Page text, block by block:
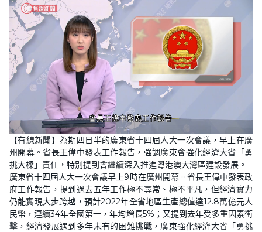
U
n
m
u
t
e
L
o
a
d
e
d
:
3
0
.
9
2
%
【有線新聞】為期四日半的廣東省十四屆人大一次會議，早上在廣
州開幕。省長王偉中發表工作報告，強調廣東會強化經濟大省「勇
挑大樑」責任，特別提到會繼續深入推進粵港澳大灣區建設發展。
廣東省十四屆人大一次會議早上9時在廣州開幕。省長王偉中發表政
府工作報告，提到過去五年工作極不尋常、極不平凡，但經濟實力
仍能實現大步跨越，預計2022年全省地區生產總值達12.8萬億元人
民幣，連續34年全國第一，年均增長5%；又提到去年受多重因素衝
擊，經濟發展遇到多年未有的困難挑戰，廣東強化經濟大省「勇挑